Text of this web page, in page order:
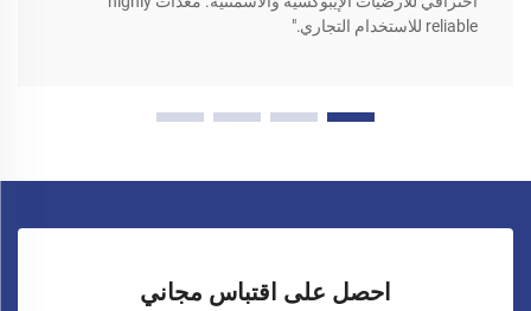
reliable للاستخدام التجاري."
احصل على اقتباس مجاني